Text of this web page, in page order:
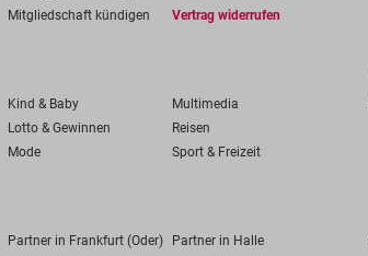
Mitgliedschaft kündigen
Vertrag widerrufen
Kind & Baby
Multimedia
Lotto & Gewinnen
Reisen
Mode Sport & Freizeit
Partner in Frankfurt (Oder) Partner in Halle